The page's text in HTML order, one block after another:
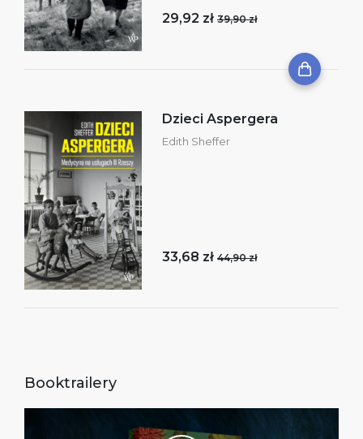
29,92 zł 39,90 zł
Dzieci Aspergera
Edith Sheffer
33,68 zł 44,90 zł
Booktrailery